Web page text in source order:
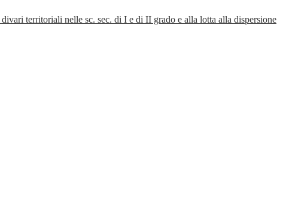
territoriali nelle sc. sec. di I e di II grado e alla lotta alla dispersione